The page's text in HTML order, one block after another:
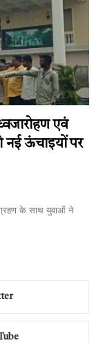
एवं
ऊंचाइयों पर
ग्रहण के साथ युवाओं ने